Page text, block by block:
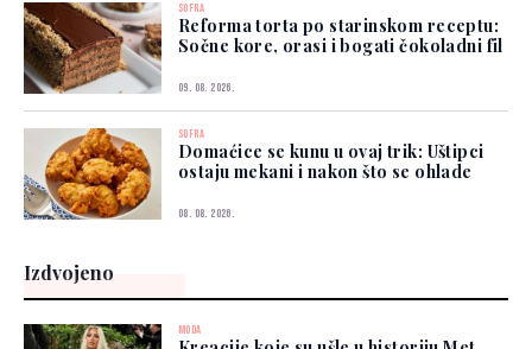
SOFRA
Reforma torta po starinskom receptu:
Sočne kore, orasi i bogati čokoladni fil
09. 08. 2026.
SOFRA
Domaćice se kunu u ovaj trik: Uštipci
ostaju mekani i nakon što se ohlade
08. 08. 2026.
Izdvojeno
MODA